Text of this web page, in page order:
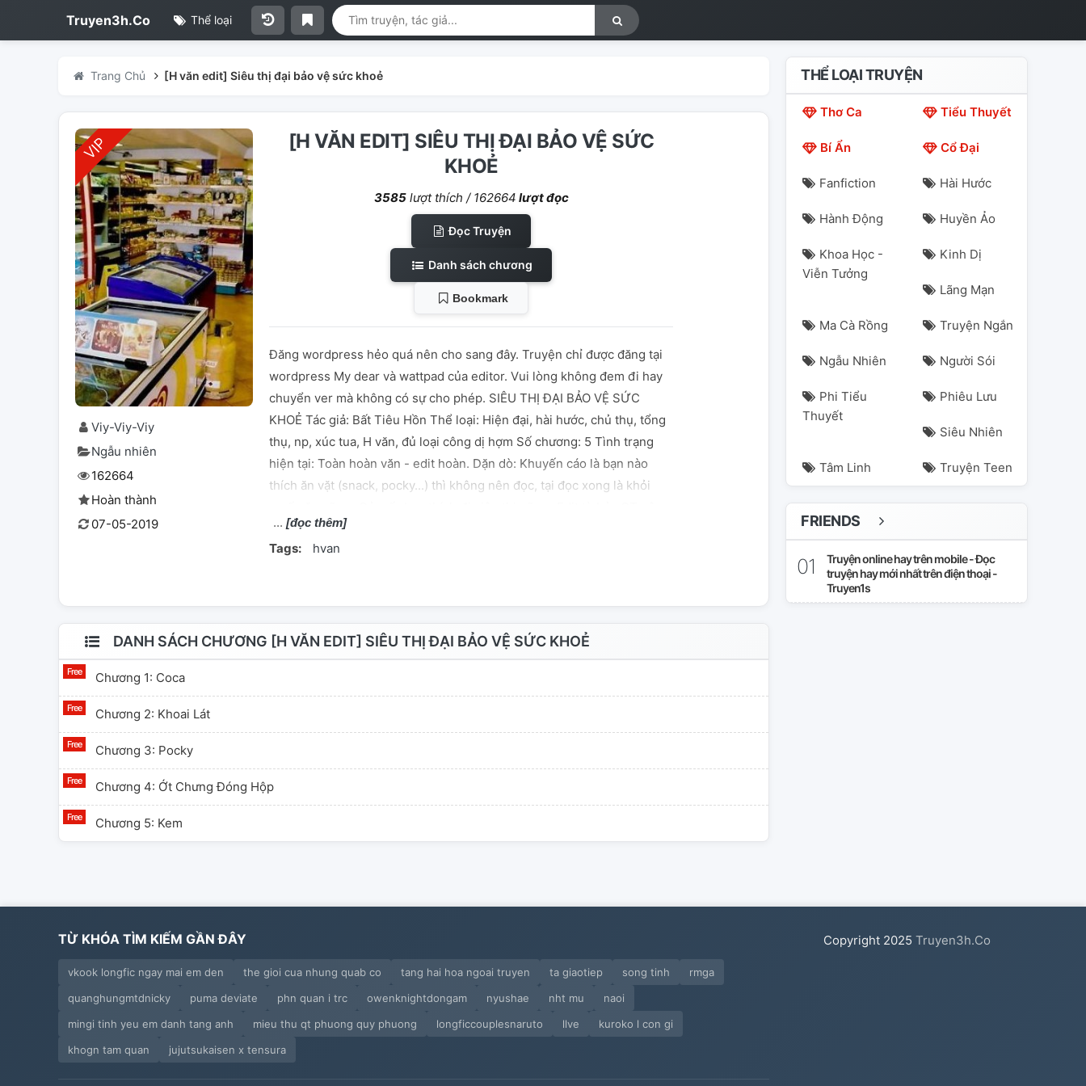
Truyen3h.Co Thể loại
Trang Chủ [H văn edit] Siêu thị đại bảo vệ sức khoẻ
Viy-Viy-Viy
Ngẫu nhiên
162664
Hoàn thành
07-05-2019
[H VĂN EDIT] SIÊU THỊ ĐẠI BẢO VỆ SỨC
KHOẺ
3585lượt thích / 162664 lượt đọc
Đọc Truyện
Danh sách chương
Bookmark
Đăng wordpress hẻo quá nên cho sang đây. Truyện chỉ được đăng tại
wordpress My dear và wattpad của editor. Vui lòng không đem đi hay
chuyển ver mà không có sự cho phép. SIÊU THỊ ĐẠI BẢO VỆ SỨC
KHOẺ Tác giả: Bất Tiêu Hồn Thể loại: Hiện đại, hài hước, chủ thụ, tổng
thụ, np, xúc tua, H văn, đủ loại công dị hợm Số chương: 5 Tình trạng
hiện tại: Toàn hoàn văn - edit hoàn. Dặn dò: Khuyến cáo là bạn nào
thích ăn vặt (snack, pocky...) thì không nên đọc, tại đọc xong là khỏi
phần lớn là chém gió, mong mọi người thông cảm :((( Nguồn:
wikidich.com
[đọc thêm]
Tags: hvan
DANH SÁCH CHƯƠNG [H VĂN EDIT] SIÊU THỊ ĐẠI BẢO VỆ SỨC KHOẺ
Chương 1: Coca
Chương 2: Khoai Lát
Chương 3: Pocky
Chương 4: Ớt Chưng Đóng Hộp
Chương 5: Kem
THỂ LOẠI TRUYỆN
Thơ Ca Tiểu Thuyết
Bí Ẩn Cổ Đại
Fanfiction Hài Hước
Hành Động Huyền Ảo
Khoa Học -
Viễn Tưởng
Kinh Dị
Lãng Mạn
Ma Cà Rồng Truyện Ngắn
Ngẫu Nhiên Người Sói
Phi Tiểu
Thuyết
Phiêu Lưu
Siêu Nhiên
Tâm Linh Truyện Teen
FRIENDS
Truyện online hay trên mobile - Đọc
truyện hay mới nhất trên điện thoại -
Truyen1s
TỪ KHÓA TÌM KIẾM GẦN ĐÂY
vkook longfic ngay mai em den the gioi cua nhung quab co tang hai hoa ngoai truyen ta giaotiep song tinh
rmga
quanghungmtdnicky
puma deviate phn quan i trc owenknightdongam nyushae nht mu
naoi
mingi tinh yeu em danh tang anh
mieu thu qt phuong quy phuong longficcouplesnaruto llve
kuroko l con gi
khogn tam quan
jujutsukaisen x tensura
Copyright 2025 Truyen3h.Co